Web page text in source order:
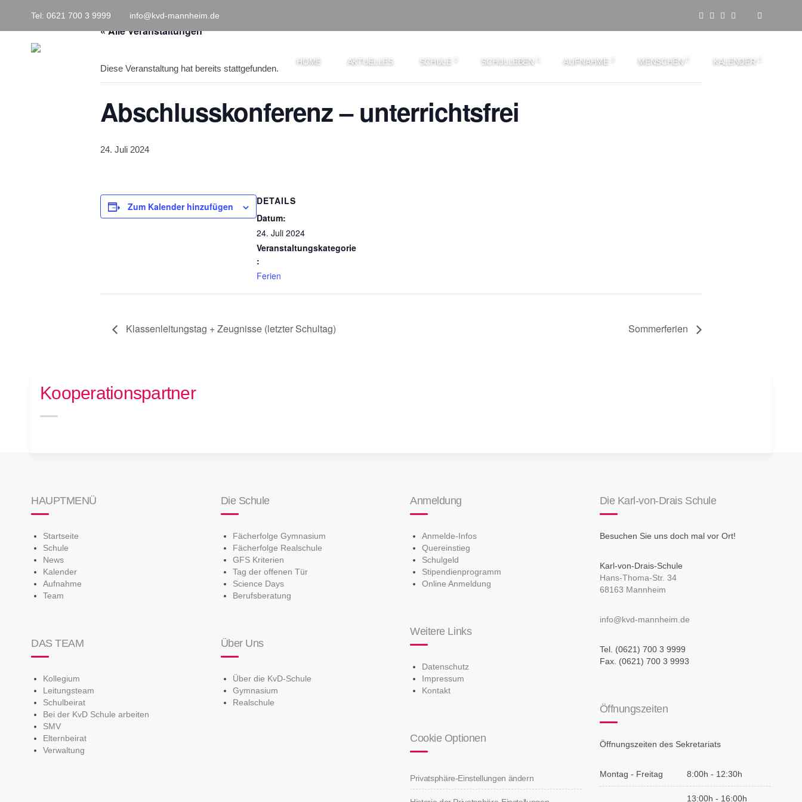
Tel: 0621 700 3 9999 info@kvd-mannheim.de
HOME
AKTUELLES SCHULE SCHULLEBEN AUFNAHME MENSCHEN KALENDER
« Alle Veranstaltungen
Diese Veranstaltung hat bereits stattgefunden.
Abschlusskonferenz – unterrichtsfrei
24. Juli 2024
Zum Kalender hinzufügen
DETAILS
Datum:
24. Juli 2024
Veranstaltungskategorie
:
Ferien
Klassenleitungstag + Zeugnisse (letzter Schultag) Sommerferien
Kooperationspartner
HAUPTMENÜ
Startseite
Schule
News
Kalender
Aufnahme
Team
DAS TEAM
Kollegium
Leitungsteam
Schulbeirat
Bei der KvD Schule arbeiten
SMV
Elternbeirat
Verwaltung
Die Schule
Fächerfolge Gymnasium
Fächerfolge Realschule
GFS Kriterien
Tag der offenen Tür
Science Days
Berufsberatung
Über Uns
Über die KvD-Schule
Gymnasium
Realschule
Anmeldung
Anmelde-Infos
Quereinstieg
Schulgeld
Stipendienprogramm
Online Anmeldung
Weitere Links
Datenschutz
Impressum
Kontakt
Cookie Optionen
Privatsphäre-Einstellungen ändern
Die Karl-von-Drais Schule
Besuchen Sie uns doch mal vor Ort!
Karl-von-Drais-Schule
Hans-Thoma-Str. 34
68163 Mannheim
info@kvd-mannheim.de
Tel. (0621) 700 3 9999
Fax. (0621) 700 3 9993
Öffnungszeiten
Öffnungszeiten des Sekretariats
Montag - Freitag 8:00h - 12:30h
13:00h - 16:00h